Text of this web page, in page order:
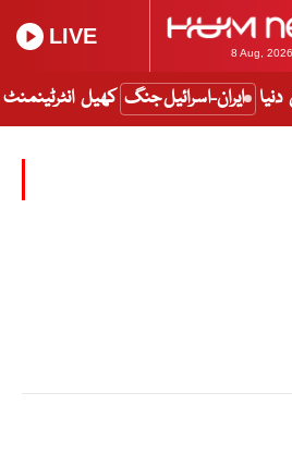
8 Aug, 2026
LIVE
دنیا ایران-اسرائیل جنگ کھیل انٹرٹینمنٹ